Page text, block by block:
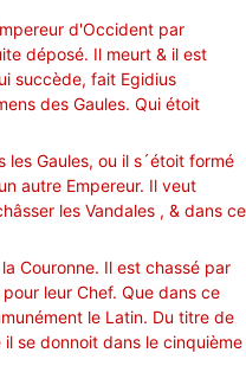
d'Occident par
déposé. Il meurt & il est
succède, fait Egidius
des Gaules. Qui étoit
les Gaules, ou il s´étoit formé
autre Empereur. Il veut
les Vandales , & dans ce
Couronne. Il est chassé par
leur Chef. Que dans ce
le Latin. Du titre de
se donnoit dans le cinquième